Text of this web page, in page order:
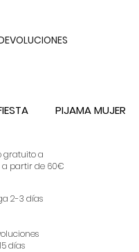
PIJAMA MUJER
gratuito a
a partir de 60€
2-3 días
15 días